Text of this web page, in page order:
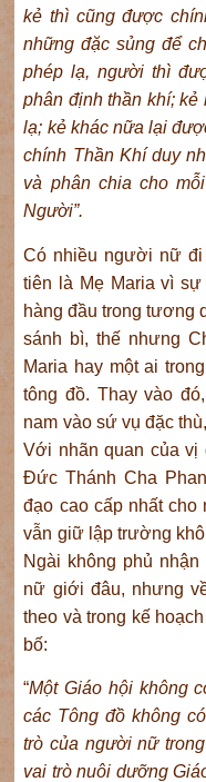
kẻ thì cũng được
những đặc sủng để
phép lạ, người thì
phân định thần khí;
lạ; kẻ khác nữa lại
chính Thần Khí duy
và phân chia cho
Người”.
Có nhiều người nữ đi
tiên là Mẹ Maria vì
hàng đầu trong tương
sánh bì, thế nhưng
Maria hay một ai
tông đồ. Thay vào
nam vào sứ vụ đặc
Với nhãn quan của vị
Đức Thánh Cha
đạo cao cấp nhất
vẫn giữ lập trường
Ngài không phủ
nữ giới đâu, nhưng
theo và trong kế
bố:
“Một Giáo hội không
các Tông đồ không
trò của người nữ
vai trò nuôi dưỡng